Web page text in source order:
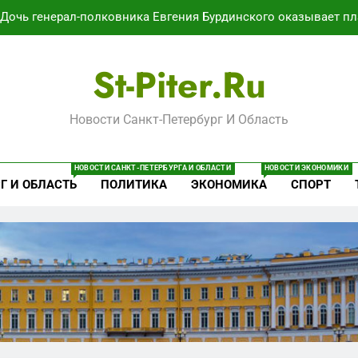
Дочь генерал-полковника Евгения Бурдинского оказывает
Путёвки есть – мест нет:
Минпромторг потребовал данные о складах с военной
В Воронеже участников СВО берут на
Путёвки есть – мест нет:
St-Piter.ru
Новости Санкт-Петербург И Область
И ОБЛАСТЬ
НОВОСТИ САНКТ-ПЕТЕРБУРГА И ОБЛАСТИ
ПОЛИТИКА ЭКОНОМИКА
НОВОСТИ ЭКОНОМИКИ
СПОРТ